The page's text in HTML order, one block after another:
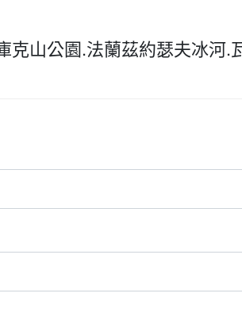
克山公園.法蘭茲約瑟夫冰河